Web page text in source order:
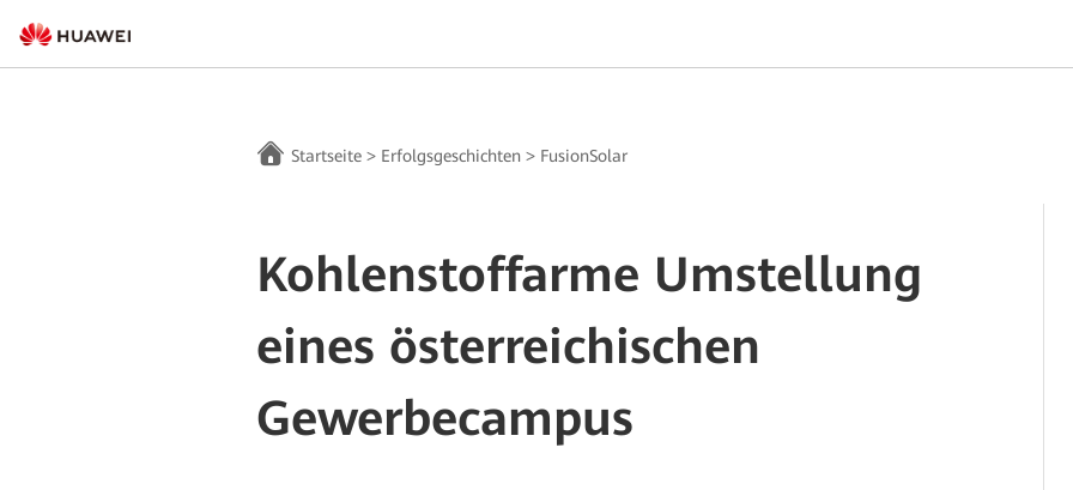
Startseite > Erfolgsgeschichten > FusionSolar
Kohlenstoffarme Umstellung
eines österreichischen
Gewerbecampus